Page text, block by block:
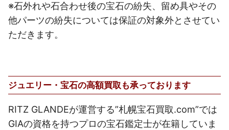
※石外れや石合わせ後の宝石の紛失、留め具やその
他パーツの紛失については保証の対象外とさせてい
ただきます。
ジュエリー・宝石の高額買取も承っております
RITZ GLANDEが運営する”札幌宝石買取.com”では
GIAの資格を持つプロの宝石鑑定士が在籍していま